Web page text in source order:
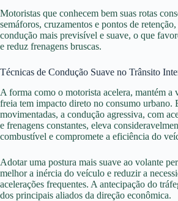
Motoristas que conhecem bem suas rotas
semáforos, cruzamentos e pontos de
condução mais previsível e suave, o que
e reduz frenagens bruscas.
Técnicas de Condução Suave no Trânsito
A forma como o motorista acelera, mantém a
freia tem impacto direto no consumo urbano.
movimentadas, a condução agressiva, com
e frenagens constantes, eleva
combustível e compromete a eficiência do
Adotar uma postura mais suave ao volante
melhor a inércia do veículo e reduzir a
acelerações frequentes. A antecipação do
dos principais aliados da direção econômica.